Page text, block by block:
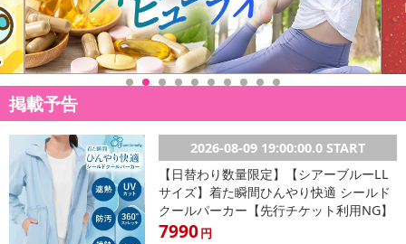
掲載予告
2026-08-09 19:00:00.0 START
【日替わり数量限定】【シアーブルーLL
サイズ】着た瞬間ひんやり快適 シールド
クールパーカー【先行チケット利用NG】
7990円